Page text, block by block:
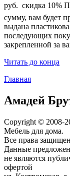
руб.  скидка 10%
сумму, вам будет
выдана
последующих
закрепленной за
Читать до конца
Главная
Амадей
Copyright © 2008-
Мебель для дома.
Все права
Данные
не являются
офертой